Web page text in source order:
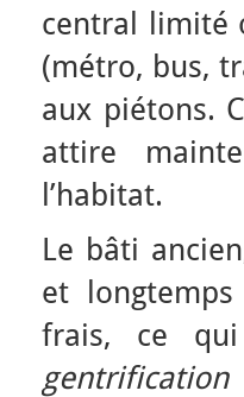
central limité
(métro, bus,
aux piétons.
attire
l’habitat.
Le bâti
et
frais, ce
gentrification